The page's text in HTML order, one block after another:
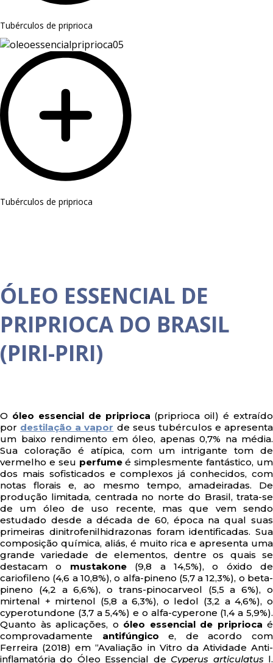
Tubérculos de priprioca
Tubérculos de priprioca
ÓLEO ESSENCIAL DE
PRIPRIOCA DO BRASIL
(PIRI-PIRI)
O óleo essencial de priprioca (priprioca oil) é extraído
por destilação a vapor de seus tubérculos e apresenta
um baixo rendimento em óleo, apenas 0,7% na média.
Sua coloração é atípica, com um intrigante tom de
vermelho e seu perfumeé simplesmente fantástico, um
dos mais sofisticados e complexos já conhecidos, com
notas florais e, ao mesmo tempo, amadeiradas. De
produção limitada, centrada no norte do Brasil, trata-se
de um óleo de uso recente, mas que vem sendo
estudado desde a década de 60, época na qual suas
primeiras dinitrofenilhidrazonas foram identificadas. Sua
composição química, aliás, é muito rica e apresenta uma
grande variedade de elementos, dentre os quais se
destacam o mustakone(9,8 a 14,5%), o óxido de
cariofileno (4,6 a 10,8%), o alfa-pineno (5,7 a 12,3%), o beta-
pineno (4,2 a 6,6%), o trans-pinocarveol (5,5 a 6%), o
mirtenal + mirtenol (5,8 a 6,3%), o ledol (3,2 a 4,6%), o
cyperotundone (3,7 a 5,4%) e o alfa-cyperone (1,4 a 5,9%).
Quanto às aplicações, o óleo essencial de priprioca é
comprovadamente antifúngico e, de acordo com
Ferreira (2018) em “Avaliação in Vitro da Atividade Anti-
inflamatória do Óleo Essencial de Cyperus articulatus l.